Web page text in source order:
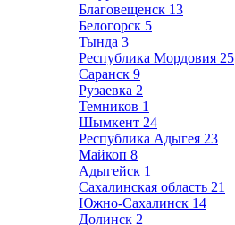
Благовещенск 13
Белогорск 5
Тында 3
Республика Мордовия 25
Саранск 9
Рузаевка 2
Темников 1
Шымкент 24
Республика Адыгея 23
Майкоп 8
Адыгейск 1
Сахалинская область 21
Южно-Сахалинск 14
Долинск 2